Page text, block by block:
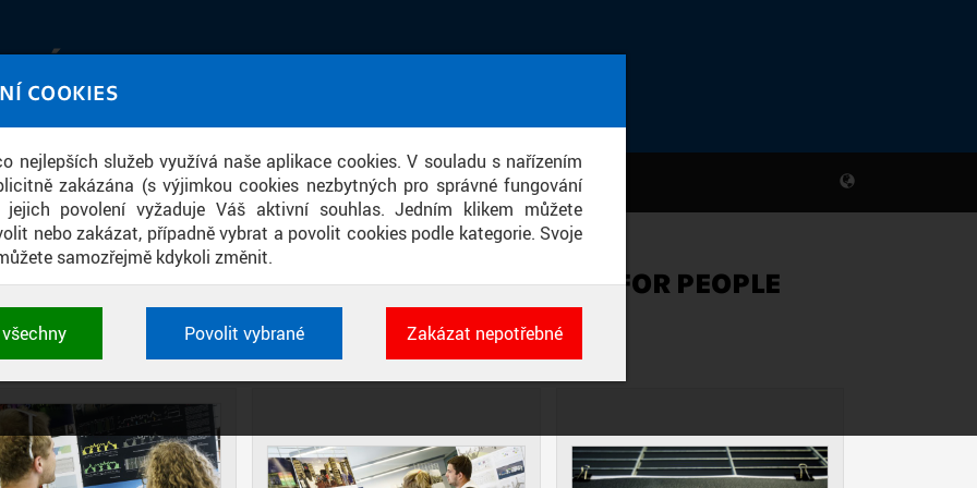
COOKIES
nejlepších služeb využívá naše aplikace cookies. V souladu s nařízením
zakázána (s výjimkou cookies nezbytných pro správné fungování
povolení vyžaduje Váš aktivní souhlas. Jedním klikem můžete
nebo zakázat, případně vybrat a povolit cookies podle kategorie. Svoje
samozřejmě kdykoli změnit.
a identifikátorů relace. Jsou nezbytné pro správné
jsou vždy aktivní.
Povolit vybrané Zakázat nepotřebné
obrazem a zvukem
STUDENTSKÝCH NÁVRHŮ BRÁNY PRO ROCK FOR PEOPLE
DIAPOZITIVY DLAŽDICE